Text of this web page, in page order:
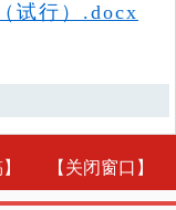
试行）.docx
【关闭窗口】